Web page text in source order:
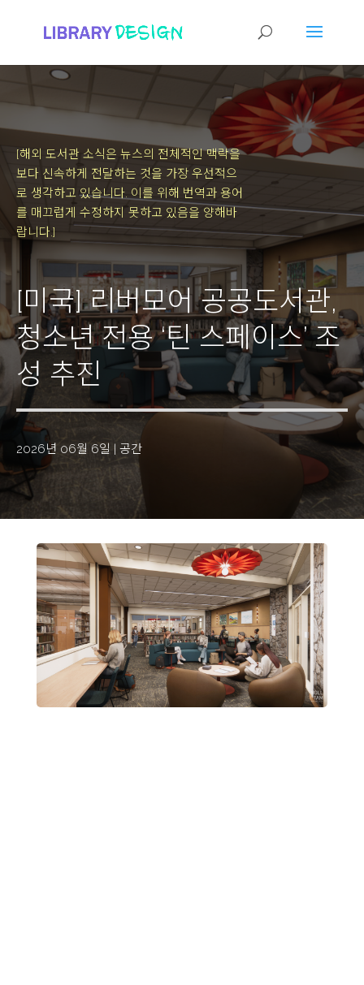
[해외 도서관 소식은 뉴스의 전체적인 맥락을
보다 신속하게 전달하는 것을 가장 우선적으
로 생각하고 있습니다. 이를 위해 번역과 용어
를 매끄럽게 수정하지 못하고 있음을 양해바
랍니다.]
[미국] 리버모어 공공도서관,
청소년 전용 ‘틴 스페이스’ 조
성 추진
2026년 06월 6일 | 공간